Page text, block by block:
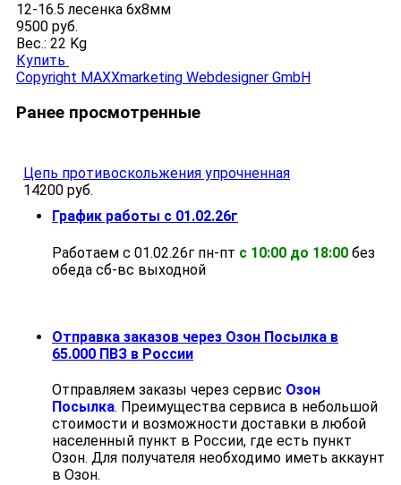
12-16.5 лесенка 6x8мм
9500 руб.
Вес.: 22 Kg
Купить
Copyright MAXXmarketing Webdesigner GmbH
Ранее просмотренные
Цепь противоскольжения упрочненная
14200 руб.
График работы с 01.02.26г
Работаем с 01.02.26г пн-пт с 10:00 до 18:00 без
обеда cб-вс выходной
Отправка заказов через Озон Посылка в
65.000 ПВЗ в России
Отправляем заказы через сервис Озон
Посылка. Преимущества сервиса в небольшой
стоимости и возможности доставки в любой
населенный пункт в России, где есть пункт
Озон. Для получателя необходимо иметь аккаунт
в Озон.